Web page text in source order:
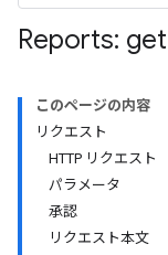
Reports: get
このページの内容
リクエスト
HTTP リクエスト
パラメータ
承認
リクエスト本文